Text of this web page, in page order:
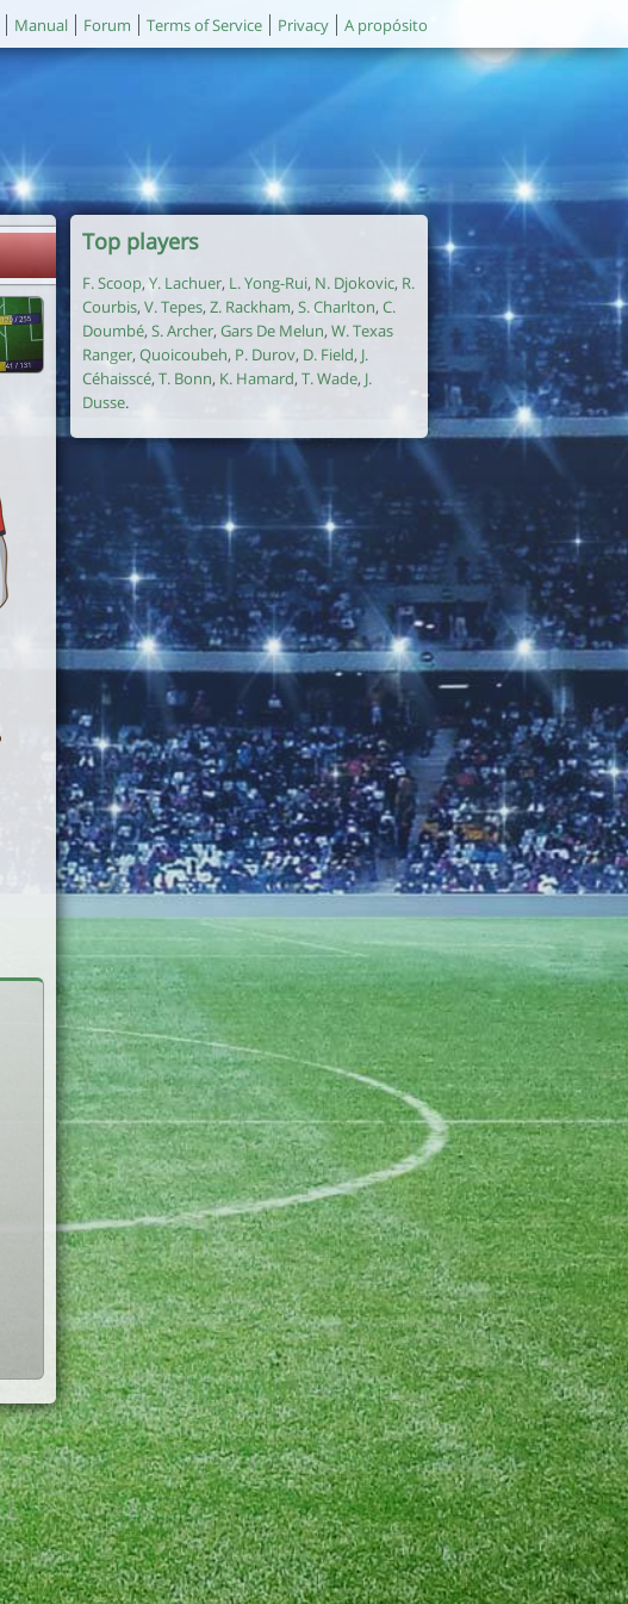
Manual Forum Terms of Service Privacy A propósito
Top players
F. Scoop, Y. Lachuer, L. Yong-Rui, N. Djokovic, R.
Courbis, V. Tepes, Z. Rackham, S. Charlton, C.
Doumbé, S. Archer, Gars De Melun, W. Texas
Ranger, Quoicoubeh, P. Durov, D. Field, J.
Céhaisscé, T. Bonn, K. Hamard, T. Wade, J.
Dusse.